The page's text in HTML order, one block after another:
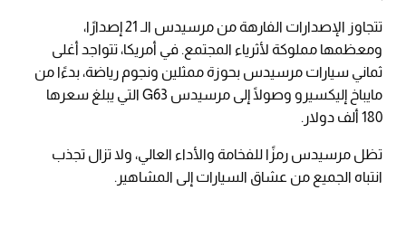
تتجاوز الإصدارات الفارهة من مرسيدس الـ 21 إصدارًا،
ومعظمها مملوكة لأثرياء المجتمع. في أمريكا، تتواجد أغلى
ثماني سيارات مرسيدس بحوزة ممثلين ونجوم رياضة، بدءًا من
مايباخ إليكسيرو وصولًا إلى مرسيدس G63 التي يبلغ سعرها
180 ألف دولار.
تظل مرسيدس رمزًا للفخامة والأداء العالي، ولا تزال تجذب
انتباه الجميع من عشاق السيارات إلى المشاهير.